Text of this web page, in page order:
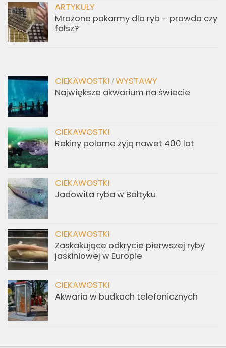
ARTYKUŁY
Mrożone pokarmy dla ryb – prawda czy
fałsz?
CIEKAWOSTKI / WYSTAWY
Największe akwarium na świecie
CIEKAWOSTKI
Rekiny polarne żyją nawet 400 lat
CIEKAWOSTKI
Jadowita ryba w Bałtyku
CIEKAWOSTKI
Zaskakujące odkrycie pierwszej ryby
jaskiniowej w Europie
CIEKAWOSTKI
Akwaria w budkach telefonicznych